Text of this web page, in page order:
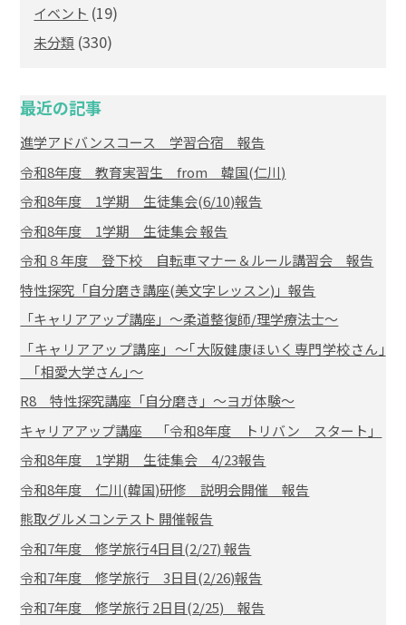
イベント (19)
未分類 (330)
最近の記事
進学アドバンスコース 学習合宿 報告
令和8年度 教育実習生 from 韓国(仁川)
令和8年度 1学期 生徒集会(6/10)報告
令和8年度 1学期 生徒集会 報告
令和８年度 登下校 自転車マナー＆ルール講習会 報告
特性探究「自分磨き講座(美文字レッスン)」報告
「キャリアアップ講座」～柔道整復師/理学療法士～
「キャリアアップ講座」～｢大阪健康ほいく専門学校さん｣
｢相愛大学さん｣～
R8 特性探究講座「自分磨き」～ヨガ体験～
キャリアアップ講座 「令和8年度 トリバン スタート」
令和8年度 1学期 生徒集会 4/23報告
令和8年度 仁川(韓国)研修 説明会開催 報告
熊取グルメコンテスト 開催報告
令和7年度 修学旅行4日目(2/27) 報告
令和7年度 修学旅行 3日目(2/26)報告
令和7年度 修学旅行 2日目(2/25) 報告